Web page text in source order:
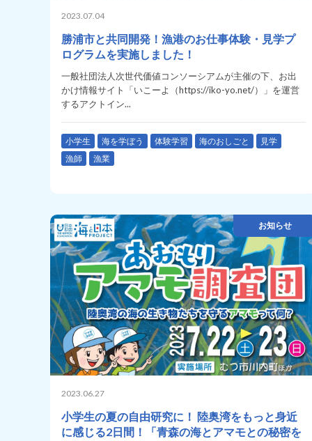
2023.07.04
勝浦市と共同開発！漁港のお仕事体験・見学プ
ログラムを実施しました！
一般社団法人次世代価値コンソーシアムが主催の下、お出
かけ情報サイト「いこーよ（https://iko-yo.net/）」を運営
するアクトイン...
小学生 海を学ぼう 体験学習 海のおしごと
見学
漁師
漁業
お知らせ
2023.06.27
小学生の夏の自由研究に！ 陸奥湾をもっと身近
に感じる2日間！「青森の海とアマモとの秘密を